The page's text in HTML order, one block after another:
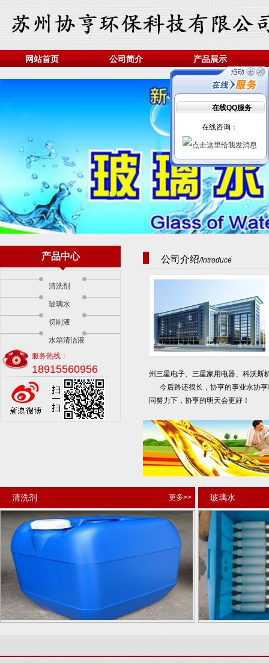
网站首页 公司简介 产品展示
产品中心
清洗剂
玻璃水
切削液
水箱清洁液
服务热线：
18915560956
公司介绍/Introduce
州三星电子、三星家用电器、科沃斯
今后路还很长，协亨的事业永协亨
同努力下，协亨的明天会更好！
更多>>
清洗剂 玻璃水
在线QQ服务
在线咨询：